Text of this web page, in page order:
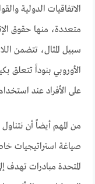
الاتفاقيات الدولية
متعددة، منها حقوق
سبيل المثال، تتضمن
الأوروبي بنوداً تتعلق
على الأفراد عند
من المهم أيضاً أن
صياغة استراتيجيات
المتحدة مبادرات تهدف